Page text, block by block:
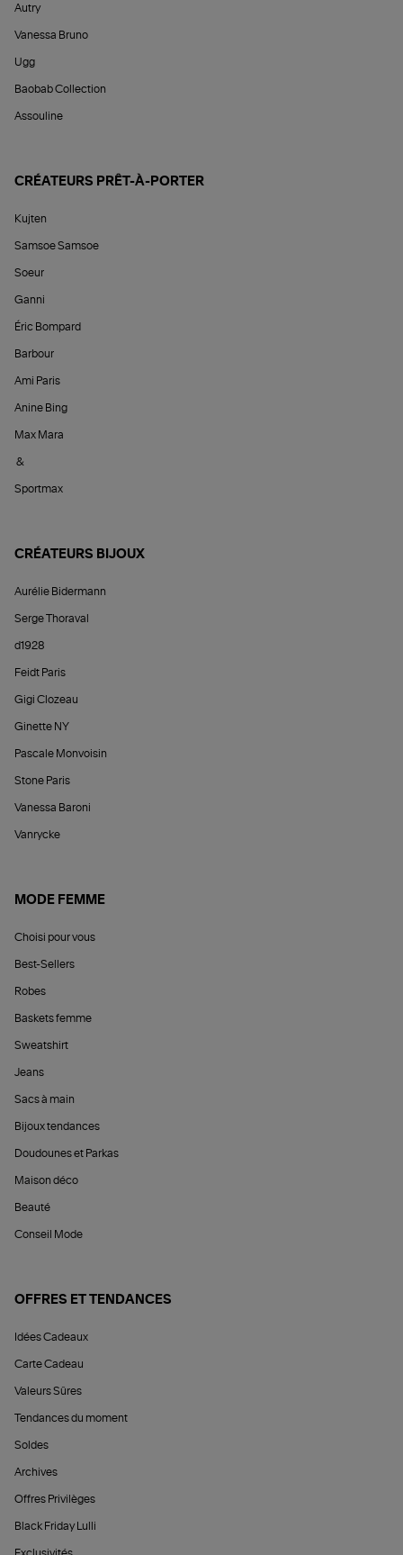
Autry
Vanessa Bruno
Ugg
Baobab Collection
Assouline
CRÉATEURS PRÊT-À-PORTER
Kujten
Samsoe Samsoe
Soeur
Ganni
Éric Bompard
Barbour
Ami Paris
Anine Bing
Max Mara
&
Sportmax
CRÉATEURS BIJOUX
Aurélie Bidermann
Serge Thoraval
d1928
Feidt Paris
Gigi Clozeau
Ginette NY
Pascale Monvoisin
Stone Paris
Vanessa Baroni
Vanrycke
MODE FEMME
Choisi pour vous
Best-Sellers
Robes
Baskets femme
Sweatshirt
Jeans
Sacs à main
Bijoux tendances
Doudounes et Parkas
Maison déco
Beauté
Conseil Mode
OFFRES ET TENDANCES
Idées Cadeaux
Carte Cadeau
Valeurs Sûres
Tendances du moment
Soldes
Archives
Offres Privilèges
Black Friday Lulli